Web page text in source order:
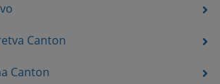
Canton
Canton